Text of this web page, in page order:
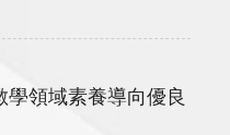
領域素養導向優良